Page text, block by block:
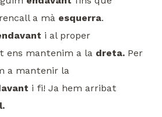
a mà esquerra.
i al proper
ens mantenim a la dreta.Per
a mantenir la
i fi! Ja hem arribat